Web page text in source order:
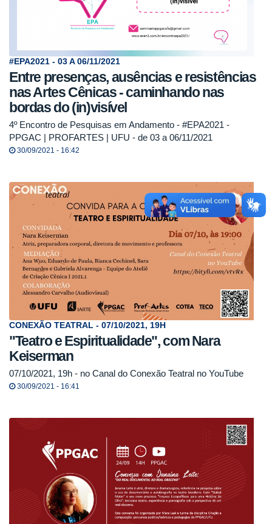
#EPA2021 - 03 A 06/11/2021
Entre presenças, ausências e resistências
nas Artes Cênicas - caminhando nas
bordas do (in)visível
4º Encontro de Pesquisas em Andamento - #EPA2021 -
PPGAC | PROFARTES | UFU - de 03 a 06/11/2021
30/09/2021 - 16:42
CONEXÃO TEATRAL - 07/10/2021, 19H
"Teatro e Espiritualidade", com Nara
Keiserman
07/10/2021, 19h - no Canal do Conexão Teatral no YouTube
30/09/2021 - 16:41